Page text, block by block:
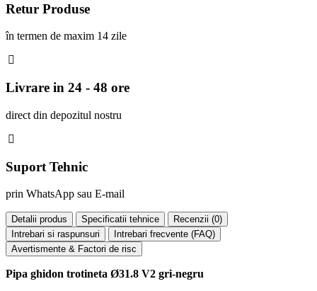
Retur Produse
în termen de maxim 14 zile
Livrare in 24 - 48 ore
direct din depozitul nostru
Suport Tehnic
prin WhatsApp sau E-mail
Detalii produs Specificatii tehnice Recenzii (0)
Intrebari si raspunsuri
Intrebari frecvente (FAQ)
Avertismente & Factori de risc
Pipa ghidon trotineta Ø31.8 V2 gri-negru